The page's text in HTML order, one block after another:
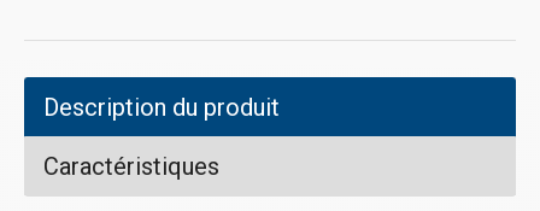
Description du produit
Caractéristiques